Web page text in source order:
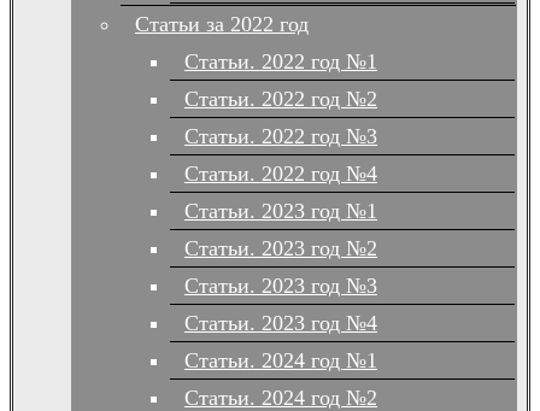
Статьи за 2022 год
Статьи. 2022 год №1
Статьи. 2022 год №2
Статьи. 2022 год №3
Статьи. 2022 год №4
Статьи. 2023 год №1
Статьи. 2023 год №2
Статьи. 2023 год №3
Статьи. 2023 год №4
Статьи. 2024 год №1
Статьи. 2024 год №2